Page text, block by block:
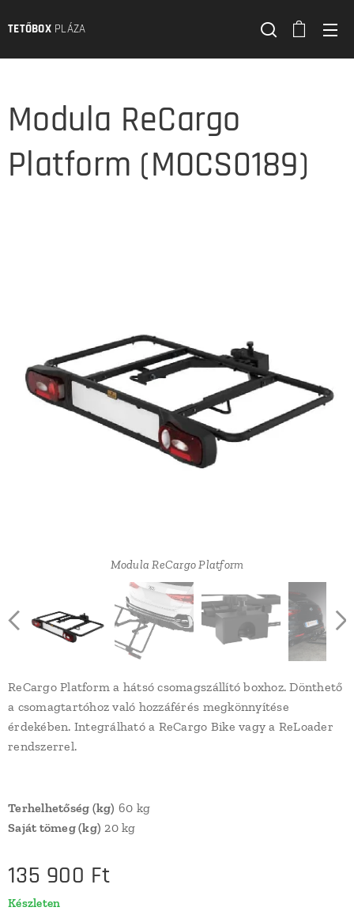
TETŐBOXPLÁZA
Modula ReCargo
Platform (MOCS0189)
Modula ReCargo Platform
Modula ReCargo Platform
Modula ReCargo Platform
Modula ReCargo Platform
ReCargo Platform a hátsó csomagszállító boxhoz. Dönthető
a csomagtartóhoz való hozzáférés megkönnyítése
érdekében. Integrálható a ReCargo Bike vagy a ReLoader
rendszerrel.
Terhelhetőség (kg) 60 kg
Saját tömeg (kg) 20 kg
135 900 Ft
Készleten